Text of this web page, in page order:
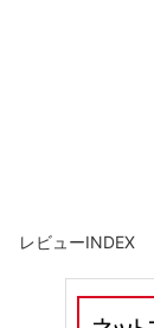
レビューINDEX